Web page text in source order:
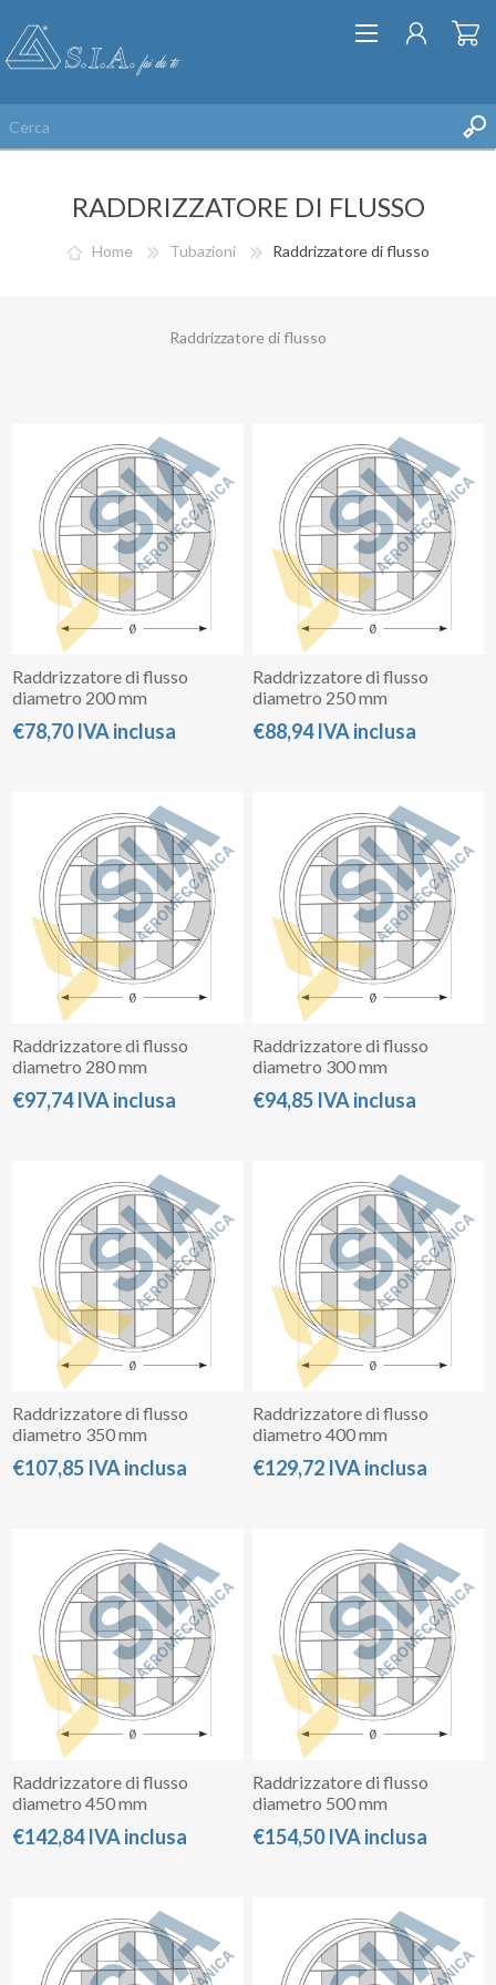
RADDRIZZATORE DI FLUSSO
Home Tubazioni Raddrizzatore di flusso
Raddrizzatore di flusso
Raddrizzatore di flusso
diametro 200 mm
€78,70 IVA inclusa
Raddrizzatore di flusso
diametro 250 mm
€88,94 IVA inclusa
Raddrizzatore di flusso
diametro 280 mm
€97,74 IVA inclusa
Raddrizzatore di flusso
diametro 300 mm
€94,85 IVA inclusa
Raddrizzatore di flusso
diametro 350 mm
€107,85 IVA inclusa
Raddrizzatore di flusso
diametro 400 mm
€129,72 IVA inclusa
Raddrizzatore di flusso
diametro 450 mm
€142,84 IVA inclusa
Raddrizzatore di flusso
diametro 500 mm
€154,50 IVA inclusa